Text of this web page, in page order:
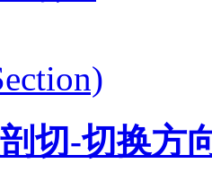
切-切换方